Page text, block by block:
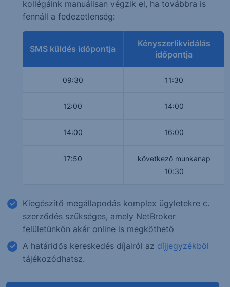
kollégáink manuálisan végzik el, ha továbbra is
fennáll a fedezetlenség:
SMS küldés időpontja
Kényszerlikvidálás
időpontja
09:30 11:30
12:00 14:00
14:00 16:00
17:50
következő munkanap
10:30
Kiegészítő megállapodás komplex ügyletekre c.
szerződés szükséges, amely NetBroker
felületünkön akár online is megköthető
A határidős kereskedés díjairól az díjjegyzékből
tájékozódhatsz.